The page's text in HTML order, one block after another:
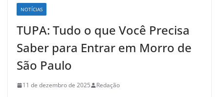
NOTÍCIAS
TUPA: Tudo o que Você Precisa
Saber para Entrar em Morro de
São Paulo
11 de dezembro de 2025 Redação